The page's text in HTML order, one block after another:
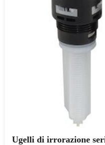
Ugelli di irrorazione